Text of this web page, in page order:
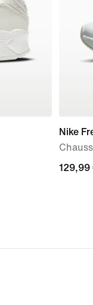
Nike
129,99
129,99